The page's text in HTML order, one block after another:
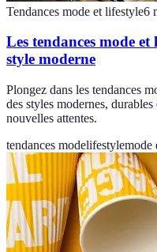
Tendances mode et lifestyle6
Les tendances mode
style moderne
Plongez dans les tendances
des styles modernes,
nouvelles attentes.
tendances modelifestylemode